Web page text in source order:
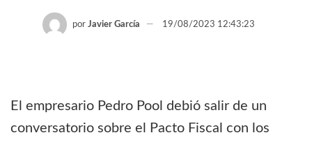
por Javier García 19/08/2023 12:43:23
El empresario Pedro Pool debió salir de un
conversatorio sobre el Pacto Fiscal con los